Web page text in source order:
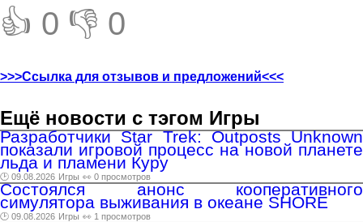
👍 0 👎 0
>>>Ссылка для отзывов и предложений<<<
Ещё новости с тэгом Игры
Разработчики Star Trek: Outposts Unknown
показали игровой процесс на новой планете
льда и пламени Куру
🕑 09.08.2026 Игры 👀 0 просмотров
Состоялся анонс кооперативного
симулятора выживания в океане SHORE
🕑 09.08.2026 Игры 👀 1 просмотров